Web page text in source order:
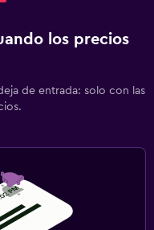
los precios
de entrada: solo con las